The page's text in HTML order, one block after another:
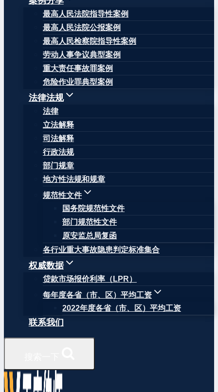
最高人民法院指导性案例
最高人民法院公报案例
最高人民检察院指导性案例
劳动人事争议典型案例
重大责任事故罪案例
危险作业罪典型案例
法律法规
法律
立法解释
司法解释
行政法规
部门规章
地方性法规和规章
规范性文件
国务院规范性文件
部门规范性文件
原安监总局复函
各行业重大事故隐患判定标准集合
权威数据
贷款市场报价利率（LPR）
每年度各省（市、区）平均工资
2022年度各省（市、区）平均工资
联系我们